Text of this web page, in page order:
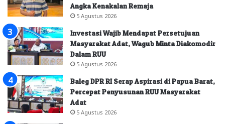
Angka Kenakalan Remaja
5 Agustus 2026
Investasi Wajib Mendapat Persetujuan
Masyarakat Adat, Wagub Minta Diakomodir
Dalam RUU
5 Agustus 2026
Baleg DPR RI Serap Aspirasi di Papua Barat,
Percepat Penyusunan RUU Masyarakat
Adat
5 Agustus 2026